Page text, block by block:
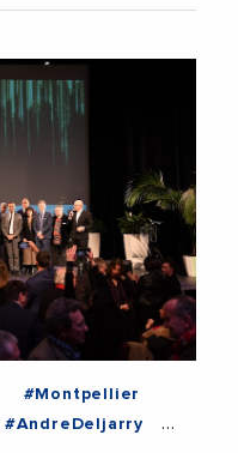
#Montpellier
#AndreDeljarry